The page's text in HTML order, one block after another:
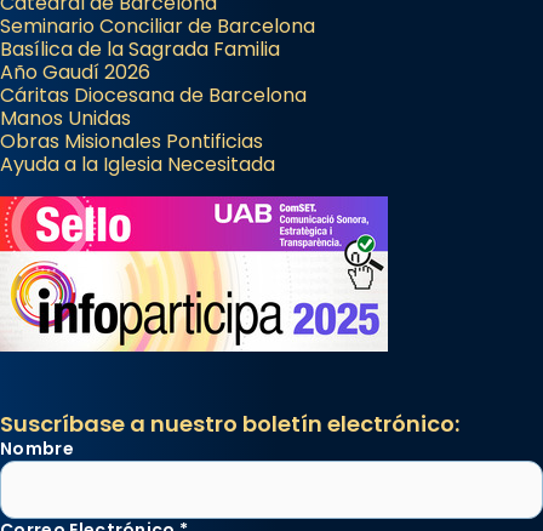
Seminario Conciliar de Barcelona
Basílica de la Sagrada Familia
Año Gaudí 2026
Cáritas Diocesana de Barcelona
Manos Unidas
Obras Misionales Pontificias
Ayuda a la Iglesia Necesitada
Suscríbase a nuestro boletín electrónico:
Nombre